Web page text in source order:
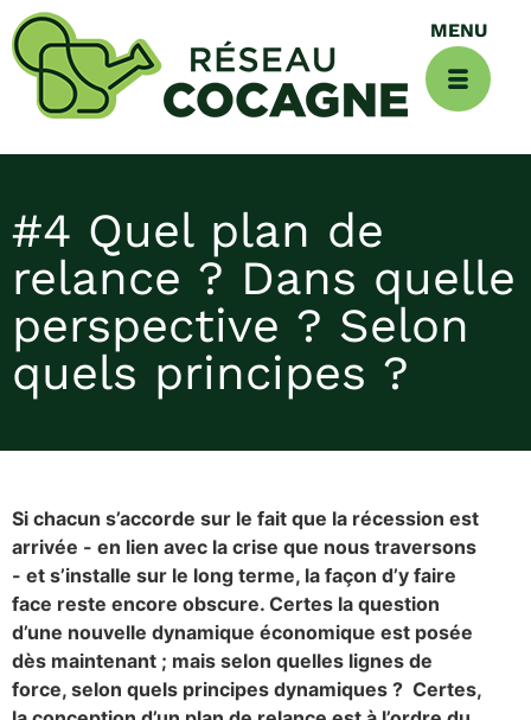
#4 Quel plan de
relance ? Dans quelle
perspective ? Selon
quels principes ?
Si chacun s’accorde sur le fait que la récession est
arrivée - en lien avec la crise que nous traversons
- et s’installe sur le long terme, la façon d’y faire
face reste encore obscure. Certes la question
d’une nouvelle dynamique économique est posée
dès maintenant ; mais selon quelles lignes de
force, selon quels principes dynamiques ? Certes,